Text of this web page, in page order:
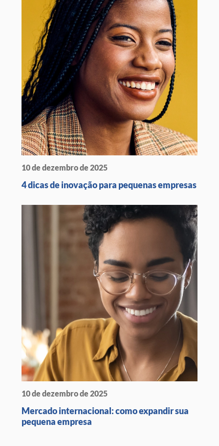
10 de dezembro de 2025
4 dicas de inovação para pequenas empresas
10 de dezembro de 2025
Mercado internacional: como expandir sua
pequena empresa